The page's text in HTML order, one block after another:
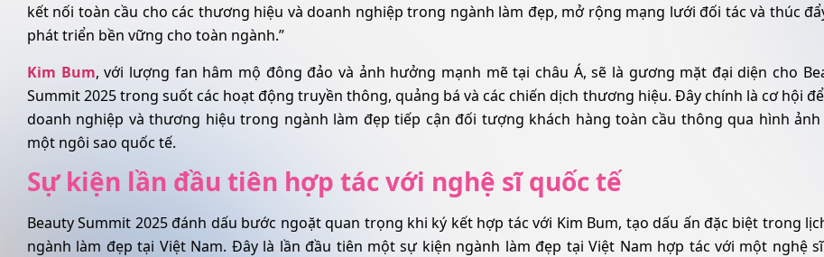
kết nối toàn cầu cho các thương hiệu và doanh nghiệp trong ngành làm đẹp, mở rộng mạng lưới đối tác và thúc
phát triển bền vững cho toàn ngành.”
Kim Bum, với lượng fan hâm mộ đông đảo và ảnh hưởng mạnh mẽ tại châu Á, sẽ là gương mặt đại diện cho
Summit 2025 trong suốt các hoạt động truyền thông, quảng bá và các chiến dịch thương hiệu. Đây chính là cơ hội
doanh nghiệp và thương hiệu trong ngành làm đẹp tiếp cận đối tượng khách hàng toàn cầu thông qua hình ảnh
một ngôi sao quốc tế.
Sự kiện lần đầu tiên hợp tác với nghệ sĩ quốc tế
Beauty Summit 2025 đánh dấu bước ngoặt quan trọng khi ký kết hợp tác với Kim Bum, tạo dấu ấn đặc biệt trong
ngành làm đẹp tại Việt Nam. Đây là lần đầu tiên một sự kiện ngành làm đẹp tại Việt Nam hợp tác với một nghệ